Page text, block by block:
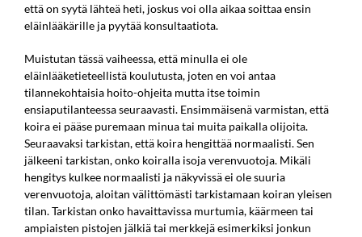
että on syytä lähteä heti, joskus voi olla aikaa soittaa ensin
eläinlääkärille ja pyytää konsultaatiota.
Muistutan tässä vaiheessa, että minulla ei ole
eläinlääketieteellistä koulutusta, joten en voi antaa
tilannekohtaisia hoito-ohjeita mutta itse toimin
ensiaputilanteessa seuraavasti. Ensimmäisenä varmistan, että
koira ei pääse puremaan minua tai muita paikalla olijoita.
Seuraavaksi tarkistan, että koira hengittää normaalisti. Sen
jälkeeni tarkistan, onko koiralla isoja verenvuotoja. Mikäli
hengitys kulkee normaalisti ja näkyvissä ei ole suuria
verenvuotoja, aloitan välittömästi tarkistamaan koiran yleisen
tilan. Tarkistan onko havaittavissa murtumia, käärmeen tai
ampiaisten pistojen jälkiä tai merkkejä esimerkiksi jonkun